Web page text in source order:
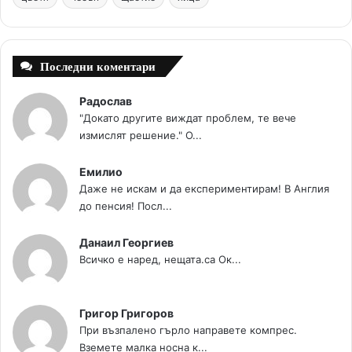
t
m
Последни коментари
Радослав
"Докато другите виждат проблем, те вече
измислят решение." О...
Емилио
Даже не искам и да експериментирам! В Англия
до пенсия! Посл...
Данаил Георгиев
Всичко е наред, нещата.са Ок...
Григор Григоров
При възпалено гърло направете компрес.
Вземете малка носна к...